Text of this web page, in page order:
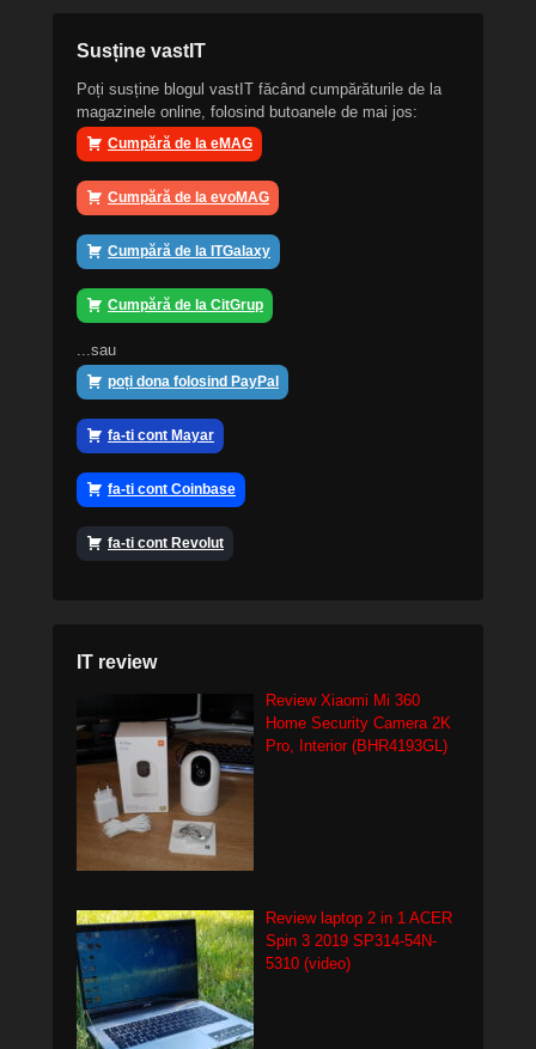
Susține vastIT
Poți susține blogul vastIT făcând cumpărăturile de la
magazinele online, folosind butoanele de mai jos:
Cumpără de la eMAG
Cumpără de la evoMAG
Cumpără de la ITGalaxy
Cumpără de la CitGrup
...sau
poți dona folosind PayPal
fa-ti cont Mayar
fa-ti cont Coinbase
fa-ti cont Revolut
IT review
Review Xiaomi Mi 360
Home Security Camera 2K
Pro, Interior (BHR4193GL)
Review laptop 2 in 1 ACER
Spin 3 2019 SP314-54N-
5310 (video)